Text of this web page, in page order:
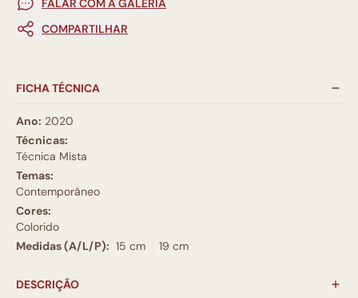
FALAR COM A GALERIA
COMPARTILHAR
FICHA TÉCNICA
Ano: 2020
Técnicas:
Técnica Mista
Temas:
Contemporâneo
Cores:
Colorido
Medidas (A/L/P): 15 cm 19 cm
DESCRIÇÃO